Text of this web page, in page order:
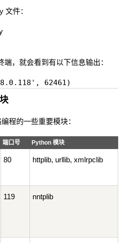
文件：
，就会看到有以下信息输出：
程的一些重要模块：
端口号 Python 模块
80 httplib, urllib, xmlrpclib
119 nntplib